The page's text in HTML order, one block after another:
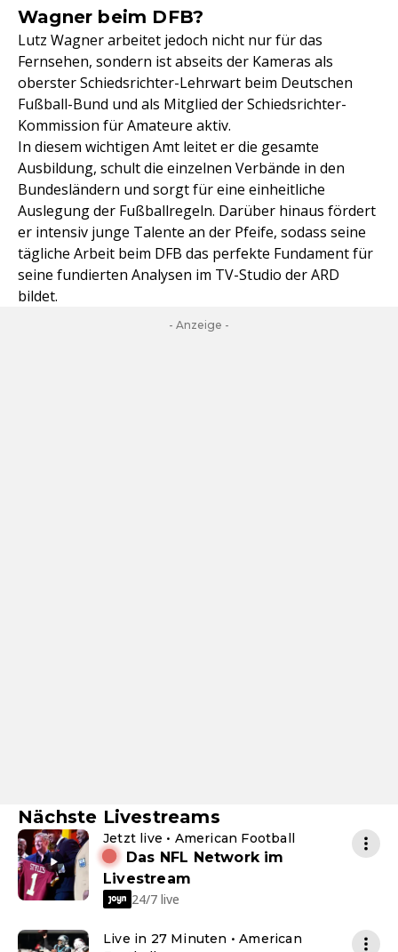
Wagner beim DFB?
Lutz Wagner arbeitet jedoch nicht nur für das
Fernsehen, sondern ist abseits der Kameras als
oberster Schiedsrichter-Lehrwart beim Deutschen
Fußball-Bund und als Mitglied der Schiedsrichter-
Kommission für Amateure aktiv.
In diesem wichtigen Amt leitet er die gesamte
Ausbildung, schult die einzelnen Verbände in den
Bundesländern und sorgt für eine einheitliche
Auslegung der Fußballregeln. Darüber hinaus fördert
er intensiv junge Talente an der Pfeife, sodass seine
tägliche Arbeit beim DFB das perfekte Fundament für
seine fundierten Analysen im TV-Studio der ARD
bildet.
- Anzeige -
Nächste Livestreams
Jetzt live • American Football
Das NFL Network im
Livestream
24/7 live
Live in 27 Minuten • American